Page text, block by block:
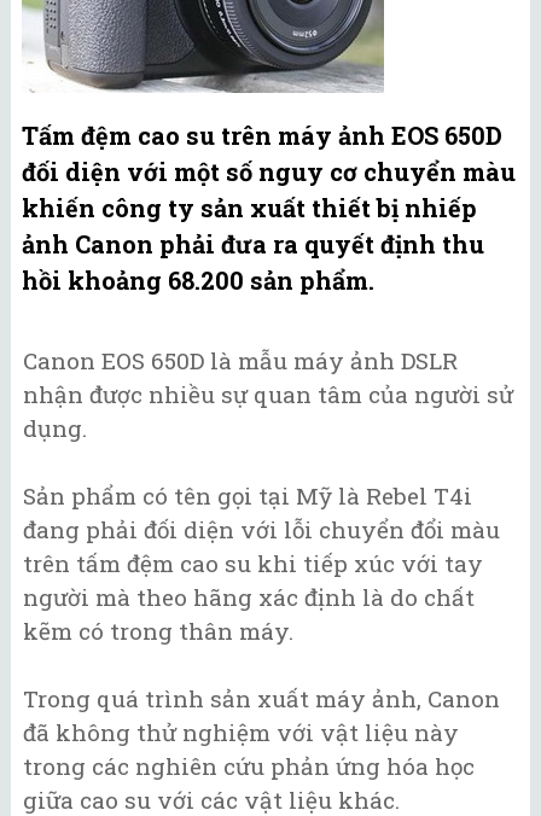
Tấm đệm cao su trên máy ảnh EOS 650D
đối diện với một số nguy cơ chuyển màu
khiến công ty sản xuất thiết bị nhiếp
ảnh Canon phải đưa ra quyết định thu
hồi khoảng 68.200 sản phẩm.
Canon EOS 650D là mẫu máy ảnh DSLR
nhận được nhiều sự quan tâm của người sử
dụng.
Sản phẩm có tên gọi tại Mỹ là Rebel T4i
đang phải đối diện với lỗi chuyển đổi màu
trên tấm đệm cao su khi tiếp xúc với tay
người mà theo hãng xác định là do chất
kẽm có trong thân máy.
Trong quá trình sản xuất máy ảnh, Canon
đã không thử nghiệm với vật liệu này
trong các nghiên cứu phản ứng hóa học
giữa cao su với các vật liệu khác.